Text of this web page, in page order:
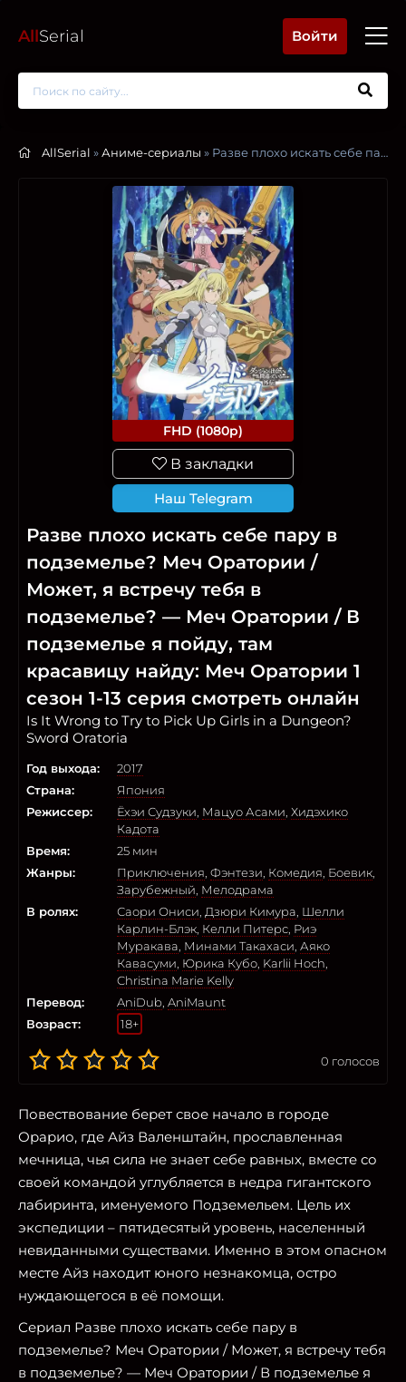
AllSerial Войти
AllSerial »Аниме-сериалы » Разве плохо искать себе пару в подземелье? Меч Оратории / Может, я встречу тебя в подземелье? — Меч Оратории / В подземелье я пойду, там красавицу найду: Меч Оратории
FHD (1080p)
В закладки
Наш Telegram
Разве плохо искать себе пару в
подземелье? Меч Оратории /
Может, я встречу тебя в
подземелье? — Меч Оратории / В
подземелье я пойду, там
красавицу найду: Меч Оратории 1
сезон 1-13 серия смотреть онлайн
Is It Wrong to Try to Pick Up Girls in a Dungeon?
Sword Oratoria
Год выхода:
2017
Страна:
Япония
Режиссер:
Ёхэи Судзуки Мацуо Асами Хидэхико
Кадота
Время:
25 мин
Жанры:
Приключения Фэнтези Комедия Боевик
Зарубежный Мелодрама
В ролях:
Саори Ониси Дзюри Кимура Шелли
Карлин-Блэк Келли Питерс Риэ
Муракава Минами Такахаси Аяко
Кавасуми Юрика Кубо Karlii Hoch
Christina Marie Kelly
Перевод:
AniDub AniMaunt
Возраст:
18+
0 голосов
Повествование берет свое начало в городе
Орарио, где Айз Валенштайн, прославленная
мечница, чья сила не знает себе равных, вместе со
своей командой углубляется в недра гигантского
лабиринта, именуемого Подземельем. Цель их
экспедиции – пятидесятый уровень, населенный
невиданными существами. Именно в этом опасном
месте Айз находит юного незнакомца, остро
нуждающегося в её помощи.
Сериал Разве плохо искать себе пару в
подземелье? Меч Оратории / Может, я встречу тебя
в подземелье? — Меч Оратории / В подземелье я